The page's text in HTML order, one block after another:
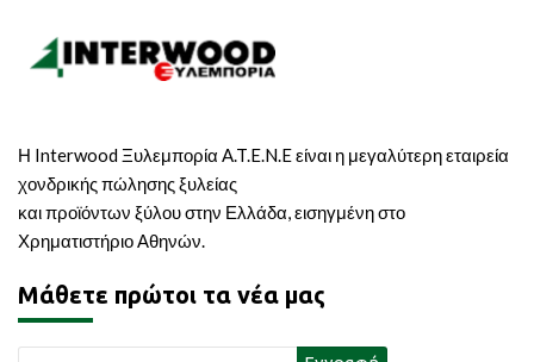
Η Interwood Ξυλεμπορία A.T.E.N.E είναι η μεγαλύτερη εταιρεία
χονδρικής πώλησης ξυλείας
και προϊόντων ξύλου στην Ελλάδα, εισηγμένη στο
Χρηματιστήριο Αθηνών.
Μάθετε πρώτοι τα νέα μας